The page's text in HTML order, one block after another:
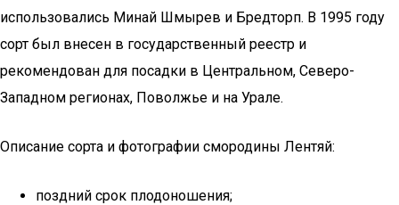
использовались Минай Шмырев и Бредторп. В 1995 году
сорт был внесен в государственный реестр и
рекомендован для посадки в Центральном, Северо-
Западном регионах, Поволжье и на Урале.
Описание сорта и фотографии смородины Лентяй:
поздний срок плодоношения;